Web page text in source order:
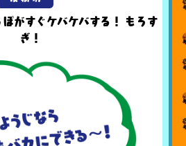
がすぐケバケバする！ もろす
ぎ！